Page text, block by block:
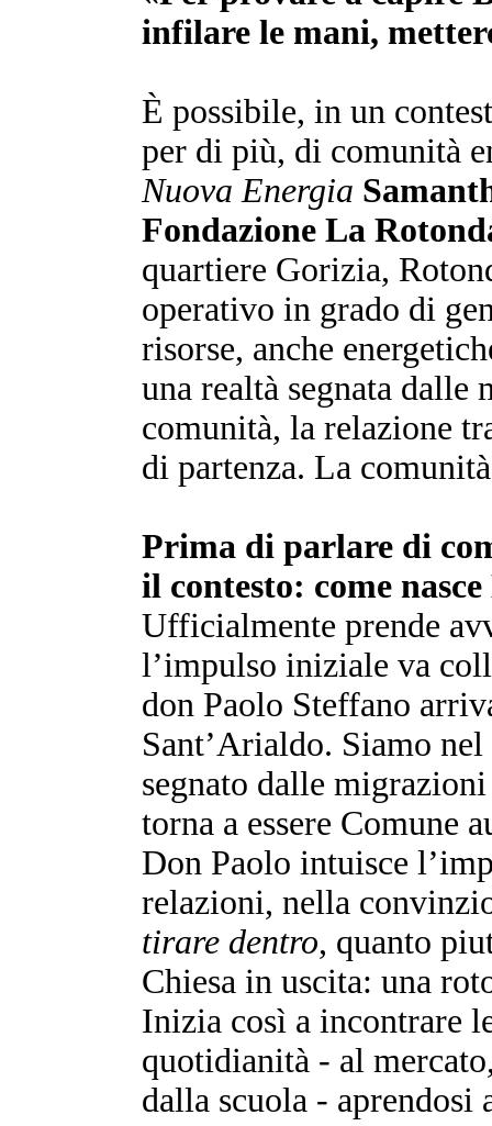
infilare le mani,
È possibile, in un
per di più, di comunità
Nuova Energia
Fondazione La
quartiere Gorizia,
operativo in grado di
risorse, anche
una realtà segnata dalle
comunità, la relazione
di partenza. La
Prima di parlare di
il contesto: come
Ufficialmente prende
l’impulso iniziale va
don Paolo Steffano
Sant’Arialdo. Siamo
segnato dalle
torna a essere Comune
Don Paolo intuisce
relazioni, nella
tirare dentro, quanto
Chiesa in uscita: una
Inizia così a incontrare
quotidianità - al
dalla scuola -